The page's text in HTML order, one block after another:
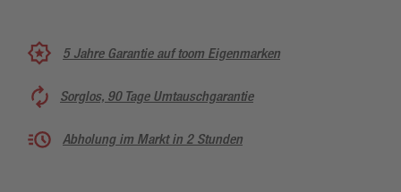
5 Jahre Garantie auf toom Eigenmarken
Sorglos, 90 Tage Umtauschgarantie
Abholung im Markt in 2 Stunden